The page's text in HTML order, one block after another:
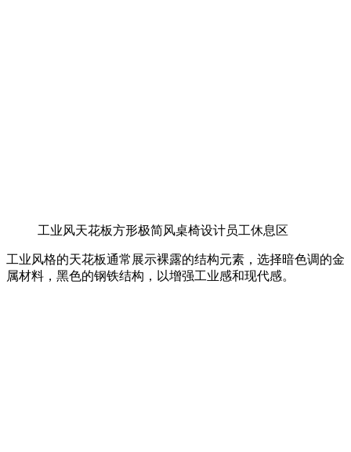
工业风天花板方形极简风桌椅设计员工休息区
工业风格的天花板通常展示裸露的结构元素，选择暗色调的金
属材料，黑色的钢铁结构，以增强工业感和现代感。